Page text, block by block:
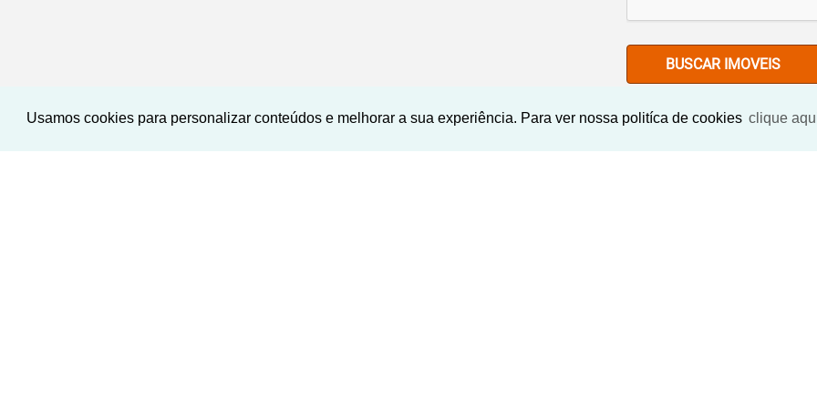
Usamos cookies para personalizar conteúdos e melhorar a sua experiência. Para ver nossa politíca de cookies clique
BUSCAR IMOVEIS